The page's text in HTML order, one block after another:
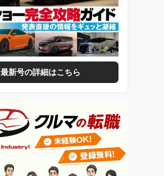
最新号の詳細はこちら